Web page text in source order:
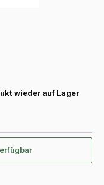
wieder auf Lager